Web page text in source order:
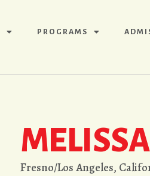
PROGRAMS
Fresno/Los Angeles,